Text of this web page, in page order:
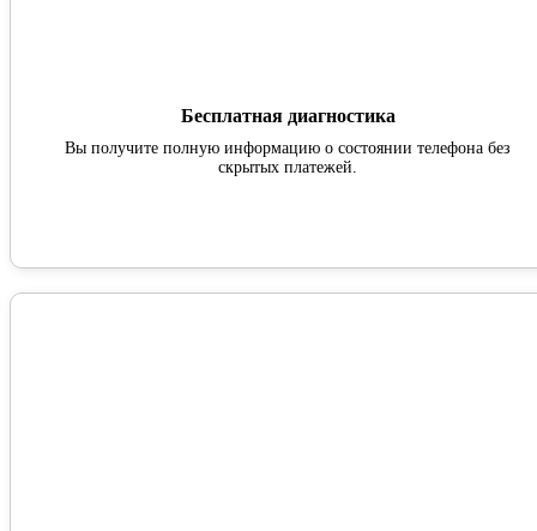
Бесплатная диагностика
Вы получите полную информацию о состоянии телефона без
скрытых платежей.